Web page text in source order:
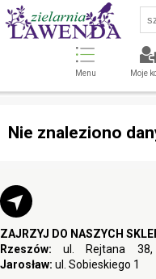
Menu Moje
Nie znaleziono
ZAJRZYJ DO NASZYCH
Rzeszów: ul. Rejtana
Jarosław: ul. Sobieskiego 1